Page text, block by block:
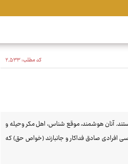
کد مطلب:۲٬۵۳۳
آنان هوشمند، موقع شناس، اهل مکر وحیله و
افرادی صادق فداکار و جانبازند (خواص حق) که